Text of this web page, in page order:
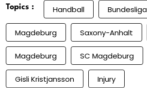
Topics : Handball Bundesliga
Magdeburg Saxony-Anhalt
Magdeburg SC Magdeburg
Gisli Kristjansson Injury